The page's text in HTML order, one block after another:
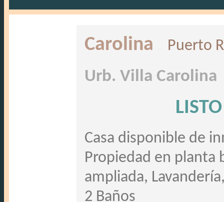
Carolina Puerto
Urb. Villa Carolina
Casa disponible de
Propiedad en planta
ampliada,
2 Baños